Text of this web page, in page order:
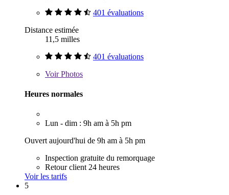
401 évaluations
Distance estimée
11,5 milles
401 évaluations
VoirPhotos
Heures normales
Lun - dim : 9h am à 5h pm
Ouvert aujourd'hui de 9h am à 5h pm
Inspection gratuite du remorquage
Retour client 24 heures
Voir les tarifs
5